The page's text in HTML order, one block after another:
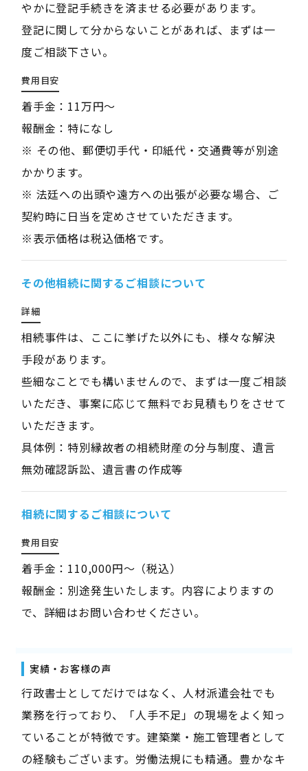
やかに登記手続きを済ませる必要があります。
登記に関して分からないことがあれば、まずは一
度ご相談下さい。
費用目安
着手金：11万円～
報酬金：特になし
※ その他、郵便切手代・印紙代・交通費等が別途
かかります。
※ 法廷への出頭や遠方への出張が必要な場合、ご
契約時に日当を定めさせていただきます。
※表示価格は税込価格です。
その他相続に関するご相談について
詳細
相続事件は、ここに挙げた以外にも、様々な解決
手段があります。
些細なことでも構いませんので、まずは一度ご相談
いただき、事案に応じて無料でお見積もりをさせて
いただきます。
具体例：特別縁故者の相続財産の分与制度、遺言
無効確認訴訟、遺言書の作成等
相続に関するご相談について
費用目安
着手金：110,000円～（税込）
報酬金：別途発生いたします。内容によりますの
で、詳細はお問い合わせください。
実績・お客様の声
行政書士としてだけではなく、人材派遣会社でも
業務を行っており、「人手不足」の現場をよく知っ
ていることが特徴です。建築業・施工管理者として
の経験もございます。労働法規にも精通。豊かなキ